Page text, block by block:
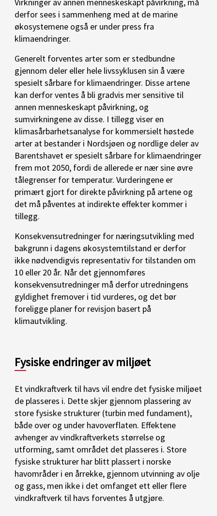
Virkninger av annen menneskeskapt påvirkning, må
derfor sees i sammenheng med at de marine
økosystemene også er under press fra
klimaendringer.
Generelt forventes arter som er stedbundne
gjennom deler eller hele livssyklusen sin å være
spesielt sårbare for klimaendringer. Disse artene
kan derfor ventes å bli gradvis mer sensitive til
annen menneskeskapt påvirkning, og
sumvirkningene av disse. I tillegg viser en
klimasårbarhetsanalyse for kommersielt høstede
arter at bestander i Nordsjøen og nordlige deler av
Barentshavet er spesielt sårbare for klimaendringer
frem mot 2050, fordi de allerede er nær sine øvre
tålegrenser for temperatur. Vurderingene er
primært gjort for direkte påvirkning på artene og
det må påventes at indirekte effekter kommer i
tillegg.
Konsekvensutredninger for næringsutvikling med
bakgrunn i dagens økosystemtilstand er derfor
ikke nødvendigvis representativ for tilstanden om
10 eller 20 år. Når det gjennomføres
konsekvensutredninger må derfor utredningens
gyldighet fremover i tid vurderes, og det bør
foreligge planer for revisjon basert på
klimautvikling.
Fysiske endringer av miljøet
Et vindkraftverk til havs vil endre det fysiske miljøet
de plasseres i. Dette skjer gjennom plassering av
store fysiske strukturer (turbin med fundament),
både over og under havoverflaten. Effektene
avhenger av vindkraftverkets størrelse og
utforming, samt området det plasseres i. Store
fysiske strukturer har blitt plassert i norske
havområder i en årrekke, gjennom utvinning av olje
og gass, men ikke i det omfanget ett eller flere
vindkraftverk til havs forventes å utgjøre.